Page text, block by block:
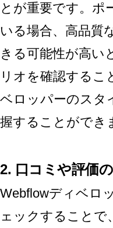
とが重要です。ポ
いる場合、高品質
きる可能性が高い
リオを確認するこ
ベロッパーのスタ
握することができ
2. 口コミや評価
Webflowディベロ
ェックすることで